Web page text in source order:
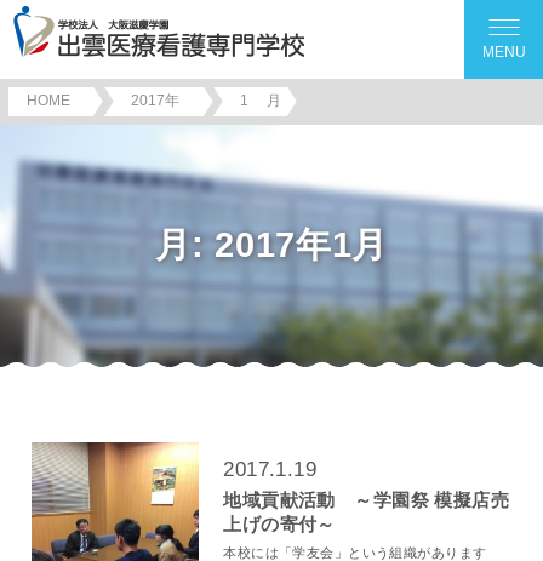
MENU
HOME 2017年 1 月
月:2017年1月
2017.1.19
地域貢献活動 ～学園祭 模擬店売
上げの寄付～
本校には「学友会」という組織があります